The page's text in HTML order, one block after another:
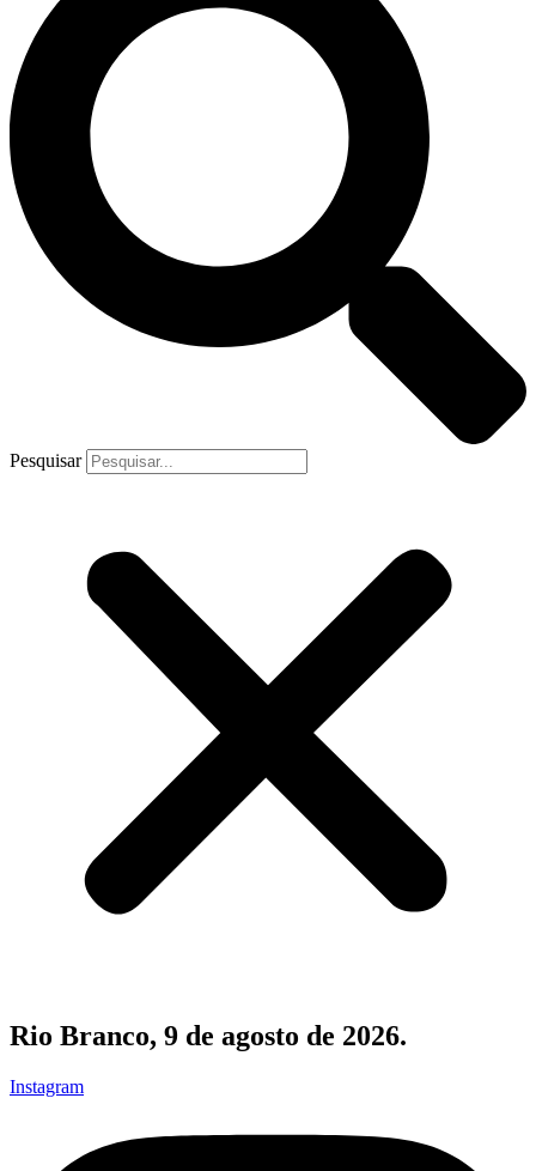
Pesquisar
Rio Branco, 9 de agosto de 2026.
Instagram